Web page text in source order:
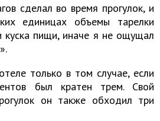
сделал во время прогулок, и
единицах объемы тарелки
куска пищи, иначе я не ощущал
только в том случае, если
был кратен трем. Свой
он также обходил три